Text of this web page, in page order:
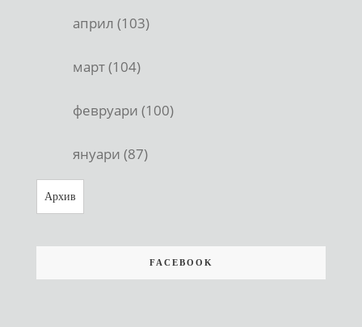
април (103)
март (104)
февруари (100)
януари (87)
Архив
FACEBOOK